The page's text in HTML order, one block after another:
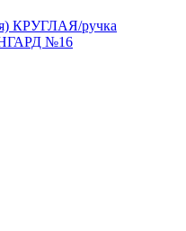
КРУГЛАЯ/ручка
№16